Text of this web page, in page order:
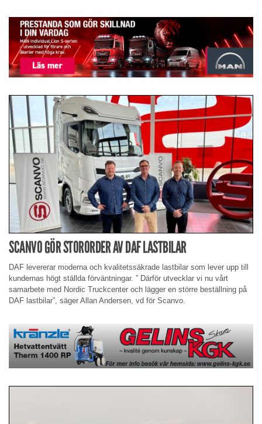
SCANVO GÖR STORORDER AV DAF LASTBILAR
DAF levererar moderna och kvalitetssäkrade lastbilar som lever upp till
kundernas högt ställda förväntningar. ” Därför utvecklar vi nu vårt
samarbete med Nordic Truckcenter och lägger en större beställning på
DAF lastbilar”, säger Allan Andersen, vd för Scanvo.